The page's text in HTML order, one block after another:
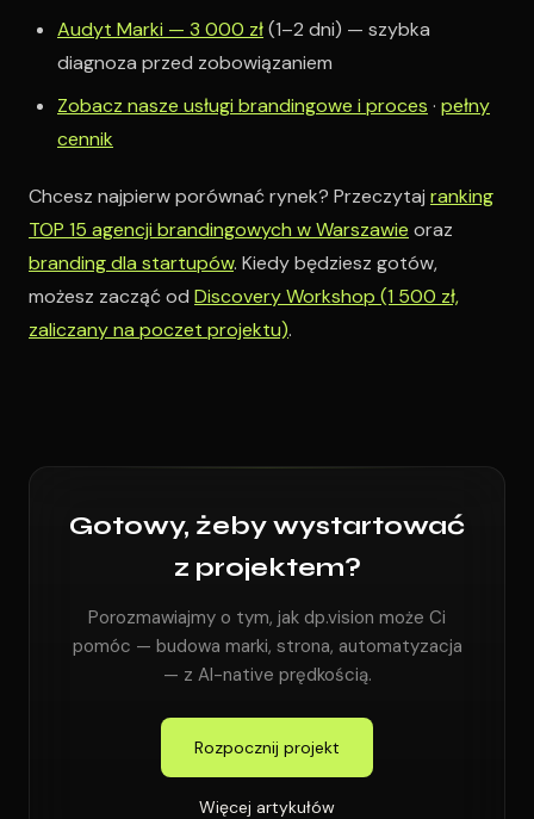
Audyt Marki — 3 000 zł(1–2 dni) — szybka
diagnoza przed zobowiązaniem
Zobacz nasze usługi brandingowe i proces · pełny
cennik
Chcesz najpierw porównać rynek? Przeczytaj ranking
TOP 15 agencji brandingowych w Warszawie oraz
branding dla startupów. Kiedy będziesz gotów,
możesz zacząć od Discovery Workshop (1 500 zł,
zaliczany na poczet projektu).
Gotowy, żeby wystartować
z projektem?
Porozmawiajmy o tym, jak dp.vision może Ci
pomóc — budowa marki, strona, automatyzacja
— z AI-native prędkością.
Rozpocznij projekt
Więcej artykułów